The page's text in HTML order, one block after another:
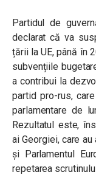
Partidul de
declarat că va
țării la UE, până în
subvențiile
a contribui la
partid pro-rus,
parlamentare de
Rezultatul este,
ai Georgiei, care
și Parlamentul
repetarea